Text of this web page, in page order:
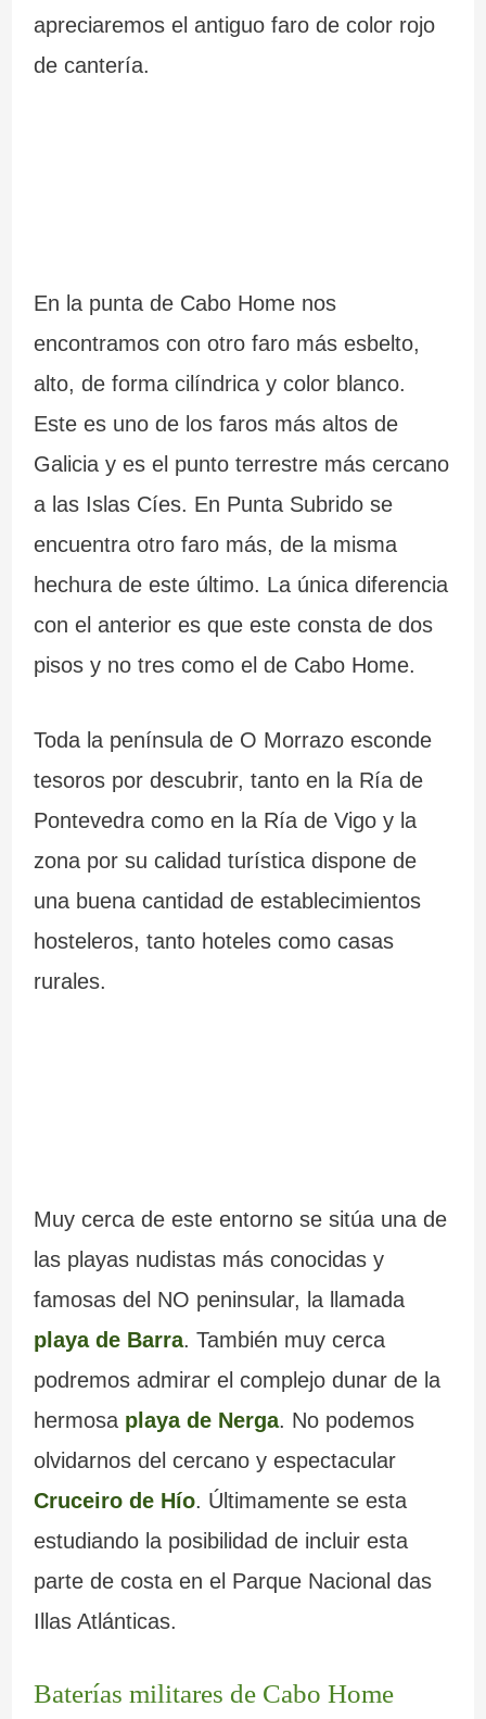
apreciaremos el antiguo faro de color rojo
de cantería.
En la punta de Cabo Home nos
encontramos con otro faro más esbelto,
alto, de forma cilíndrica y color blanco.
Este es uno de los faros más altos de
Galicia y es el punto terrestre más cercano
a las Islas Cíes. En Punta Subrido se
encuentra otro faro más, de la misma
hechura de este último. La única diferencia
con el anterior es que este consta de dos
pisos y no tres como el de Cabo Home.
Toda la península de O Morrazo esconde
tesoros por descubrir, tanto en la Ría de
Pontevedra como en la Ría de Vigo y la
zona por su calidad turística dispone de
una buena cantidad de establecimientos
hosteleros, tanto hoteles como casas
rurales.
Muy cerca de este entorno se sitúa una de
las playas nudistas más conocidas y
famosas del NO peninsular, la llamada
playa de Barra. También muy cerca
podremos admirar el complejo dunar de la
hermosa playa de Nerga. No podemos
olvidarnos del cercano y espectacular
Cruceiro de Hío. Últimamente se esta
estudiando la posibilidad de incluir esta
parte de costa en el Parque Nacional das
Illas Atlánticas.
Baterías militares de Cabo Home